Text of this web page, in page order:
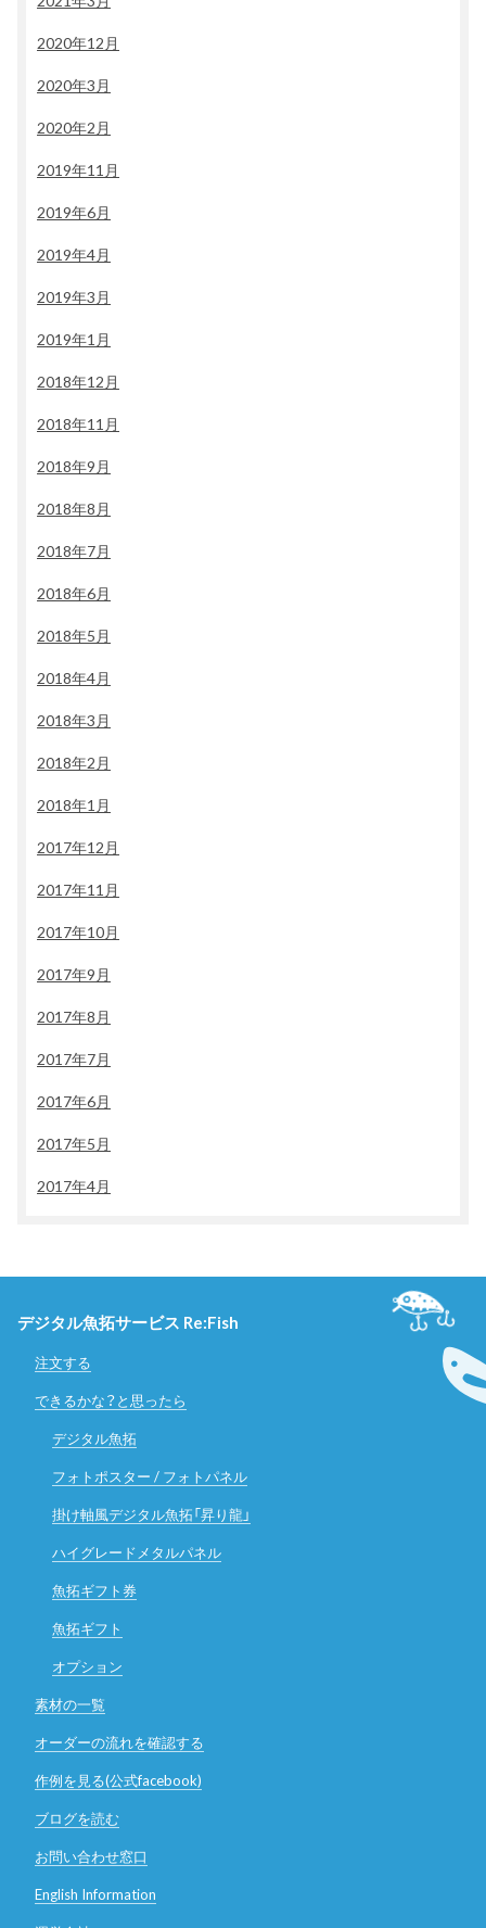
2020年12月
2020年3月
2020年2月
2019年11月
2019年6月
2019年4月
2019年3月
2019年1月
2018年12月
2018年11月
2018年9月
2018年8月
2018年7月
2018年6月
2018年5月
2018年4月
2018年3月
2018年2月
2018年1月
2017年12月
2017年11月
2017年10月
2017年9月
2017年8月
2017年7月
2017年6月
2017年5月
2017年4月
デジタル魚拓サービス Re:Fish
注文する
できるかな？と思ったら
デジタル魚拓
フォトポスター / フォトパネル
掛け軸風デジタル魚拓「昇り龍」
ハイグレードメタルパネル
魚拓ギフト券
魚拓ギフト
オプション
素材の一覧
オーダーの流れを確認する
作例を見る(公式facebook)
ブログを読む
お問い合わせ窓口
English Information